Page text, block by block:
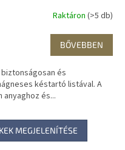
Raktáron (>5 db)
BŐVEBBEN
és
késtartó listával. A
és...
MEGJELENÍTÉSE